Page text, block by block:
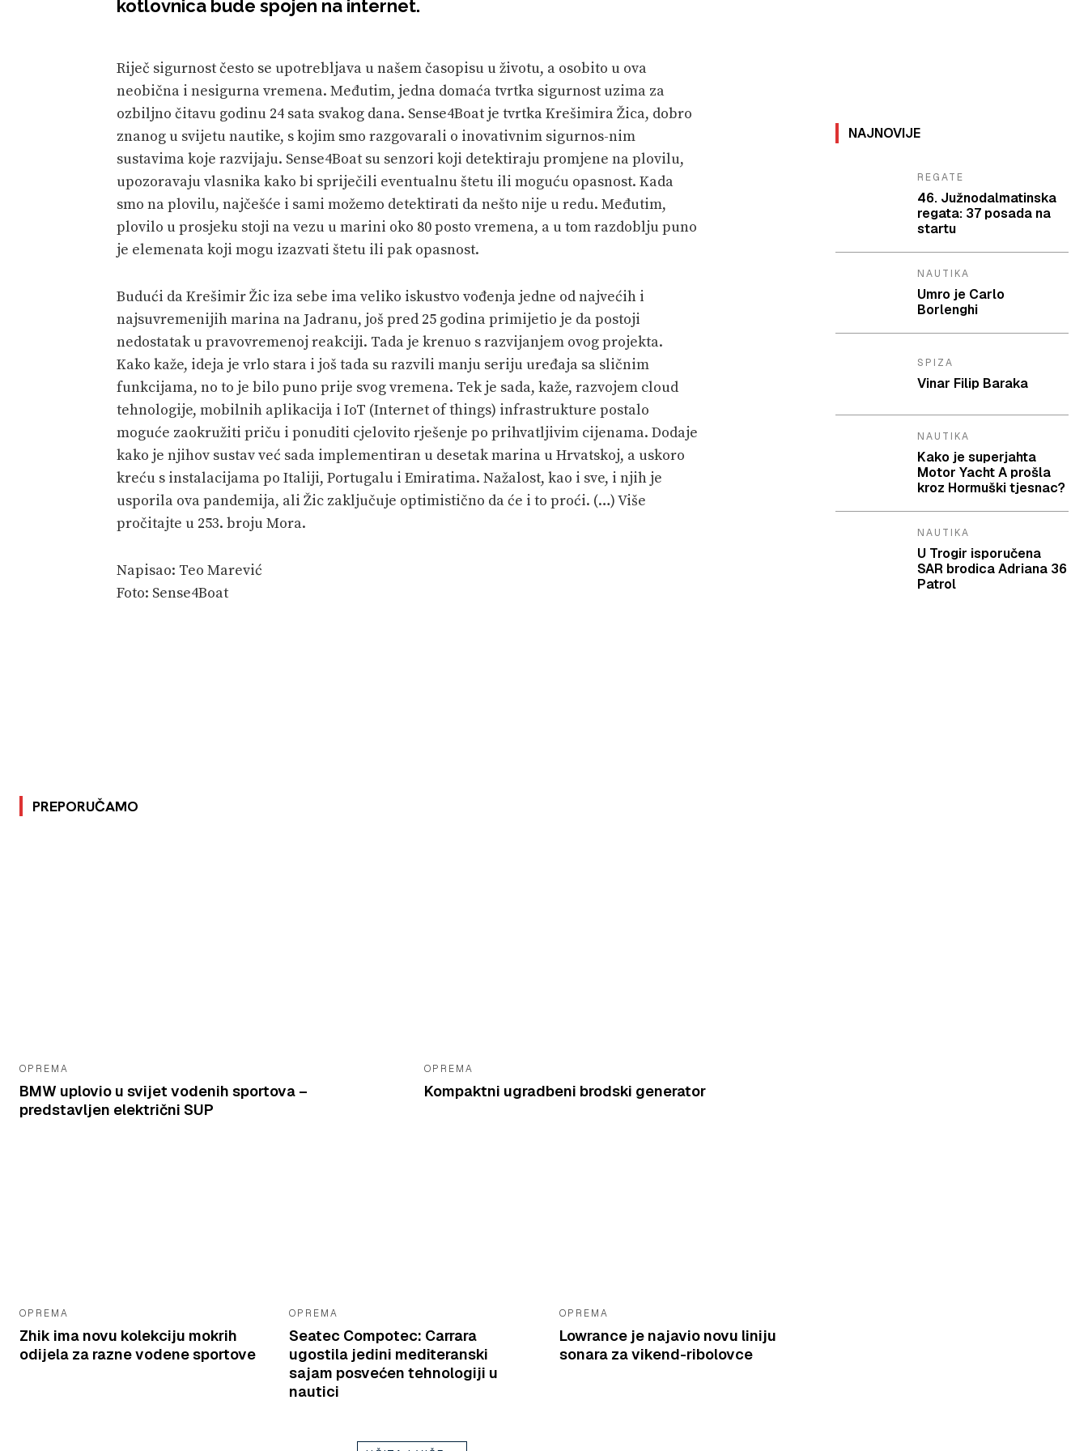
kotlovnica bude spojen na internet.
Riječ sigurnost često se upotrebljava u našem časopisu u životu, a osobito u ova
neobična i nesigurna vremena. Međutim, jedna domaća tvrtka sigurnost uzima za
ozbiljno čitavu godinu 24 sata svakog dana. Sense4Boat je tvrtka Krešimira Žica, dobro
znanog u svijetu nautike, s kojim smo razgovarali o inovativnim sigurnos-nim
sustavima koje razvijaju. Sense4Boat su senzori koji detektiraju promjene na plovilu,
upozoravaju vlasnika kako bi spriječili eventualnu štetu ili moguću opasnost. Kada
smo na plovilu, najčešće i sami možemo detektirati da nešto nije u redu. Međutim,
plovilo u prosjeku stoji na vezu u marini oko 80 posto vremena, a u tom razdoblju puno
je elemenata koji mogu izazvati štetu ili pak opasnost.
Budući da Krešimir Žic iza sebe ima veliko iskustvo vođenja jedne od najvećih i
najsuvremenijih marina na Jadranu, još pred 25 godina primijetio je da postoji
nedostatak u pravovremenoj reakciji. Tada je krenuo s razvijanjem ovog projekta.
Kako kaže, ideja je vrlo stara i još tada su razvili manju seriju uređaja sa sličnim
funkcijama, no to je bilo puno prije svog vremena. Tek je sada, kaže, razvojem cloud
tehnologije, mobilnih aplikacija i IoT (Internet of things) infrastrukture postalo
moguće zaokružiti priču i ponuditi cjelovito rješenje po prihvatljivim cijenama. Dodaje
kako je njihov sustav već sada implementiran u desetak marina u Hrvatskoj, a uskoro
kreću s instalacijama po Italiji, Portugalu i Emiratima. Nažalost, kao i sve, i njih je
usporila ova pandemija, ali Žic zaključuje optimistično da će i to proći. (…) Više
pročitajte u 253. broju Mora.
Napisao: Teo Marević
Foto: Sense4Boat
PREPORUČAMO
OPREMA
BMW uplovio u svijet vodenih sportova –
predstavljen električni SUP
OPREMA
Kompaktni ugradbeni brodski generator
OPREMA
Zhik ima novu kolekciju mokrih
odijela za razne vodene sportove
OPREMA
Seatec Compotec: Carrara
ugostila jedini mediteranski
sajam posvećen tehnologiji u
nautici
OPREMA
Lowrance je najavio novu liniju
sonara za vikend-ribolovce
NAJNOVIJE
REGATE
46. Južnodalmatinska
regata: 37 posada na
startu
NAUTIKA
Umro je Carlo
Borlenghi
SPIZA
Vinar Filip Baraka
NAUTIKA
Kako je superjahta
Motor Yacht A prošla
kroz Hormuški tjesnac?
NAUTIKA
U Trogir isporučena
SAR brodica Adriana 36
Patrol